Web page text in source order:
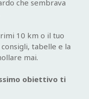
che sembrava
10 km o il tuo
tabelle e la
mai.
obiettivo ti